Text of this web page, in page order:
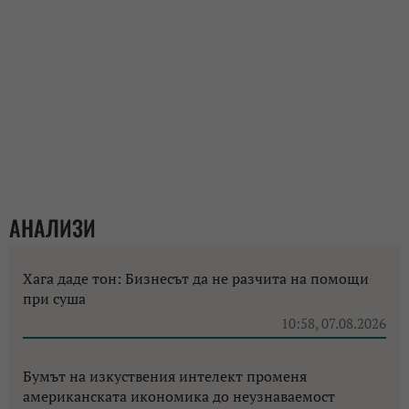
АНАЛИЗИ
Хага даде тон: Бизнесът да не разчита на помощи
при суша
10:58, 07.08.2026
Бумът на изкуствения интелект променя
американската икономика до неузнаваемост